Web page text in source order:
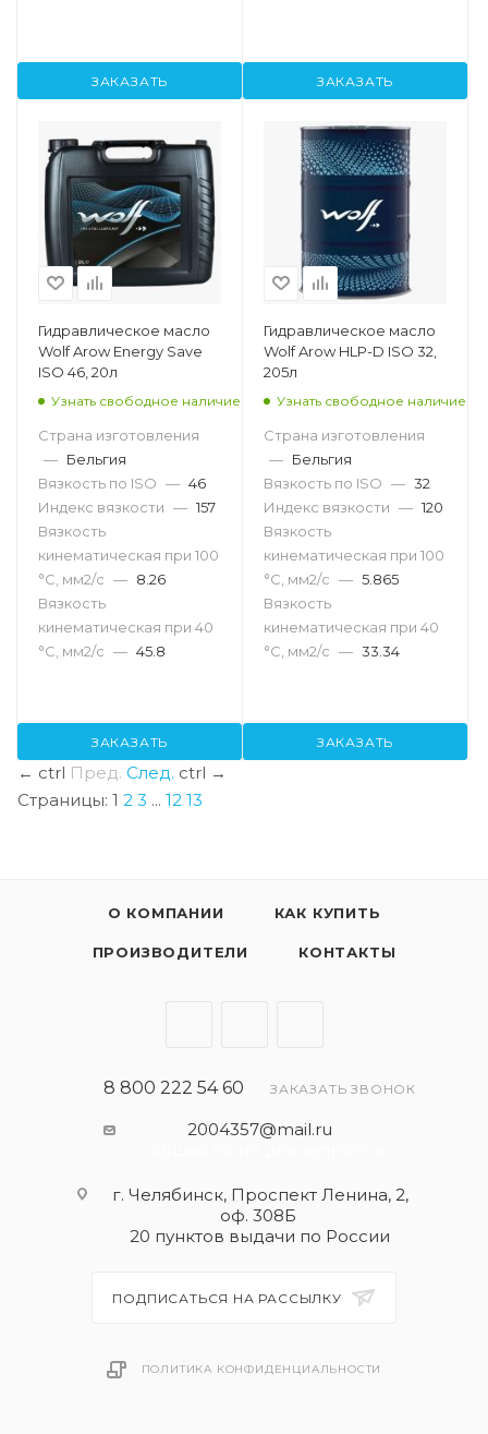
ЗАКАЗАТЬ ЗАКАЗАТЬ
Гидравлическое масло
Wolf Arow Energy Save
ISO 46, 20л
Узнать свободное наличие
Страна изготовления
— Бельгия
Вязкость по ISO — 46
Индекс вязкости — 157
Вязкость
кинематическая при 100
°С, мм2/с — 8.26
Вязкость
кинематическая при 40
°С, мм2/с — 45.8
ЗАКАЗАТЬ
Гидравлическое масло
Wolf Arow HLP-D ISO 32,
205л
Узнать свободное наличие
Страна изготовления
— Бельгия
Вязкость по ISO — 32
Индекс вязкости — 120
Вязкость
кинематическая при 100
°С, мм2/с — 5.865
Вязкость
кинематическая при 40
°С, мм2/с — 33.34
ЗАКАЗАТЬ
← ctrl Пред. След. ctrl →
Страницы: 1 2 3 ... 12 13
О КОМПАНИИ КАК КУПИТЬ
ПРОИЗВОДИТЕЛИ КОНТАКТЫ
8 800 222 54 60 ЗАКАЗАТЬ ЗВОНОК
2004357@mail.ru
г. Челябинск, Проспект Ленина, 2,
оф. 308Б
20 пунктов выдачи по России
ПОДПИСАТЬСЯ НА РАССЫЛКУ
ПОЛИТИКА КОНФИДЕНЦИАЛЬНОСТИ